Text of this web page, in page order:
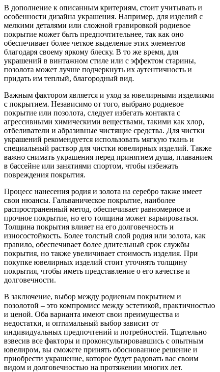
В дополнение к описанным критериям, стоит учитывать и
особенности дизайна украшения. Например, для изделий с
мелкими деталями или сложной гравировкой родиевое
покрытие может быть предпочтительнее, так как оно
обеспечивает более четкое выделение этих элементов
благодаря своему яркому блеску. В то же время, для
украшений в винтажном стиле или с эффектом старины,
позолота может лучше подчеркнуть их аутентичность и
придать им теплый, благородный вид.
Важным фактором является и уход за ювелирными изделиями
с покрытием. Независимо от того, выбрано родиевое
покрытие или позолота, следует избегать контакта с
агрессивными химическими веществами, такими как хлор,
отбеливатели и абразивные чистящие средства. Для чистки
украшений рекомендуется использовать мягкую ткань и
специальный раствор для чистки ювелирных изделий. Также
важно снимать украшения перед принятием душа, плаванием
в бассейне или занятиями спортом, чтобы избежать
повреждения покрытия.
Процесс нанесения родия и золота на серебро также имеет
свои нюансы. Гальваническое покрытие, наиболее
распространенный метод, обеспечивает равномерное и
прочное покрытие, но его толщина может варьироваться.
Толщина покрытия влияет на его долговечность и
износостойкость. Более толстый слой родия или золота, как
правило, обеспечивает более длительный срок службы
покрытия, но также увеличивает стоимость изделия. При
покупке ювелирных изделий стоит уточнять толщину
покрытия, чтобы иметь представление о его качестве и
долговечности.
В заключение, выбор между родиевым покрытием и
позолотой – это компромисс между эстетикой, практичностью
и ценой. Оба варианта имеют свои преимущества и
недостатки, и оптимальный выбор зависит от
индивидуальных предпочтений и потребностей. Тщательно
взвесив все факторы и проконсультировавшись с опытным
ювелиром, вы сможете принять обоснованное решение и
приобрести украшение, которое будет радовать вас своим
видом и долговечностью на протяжении многих лет.